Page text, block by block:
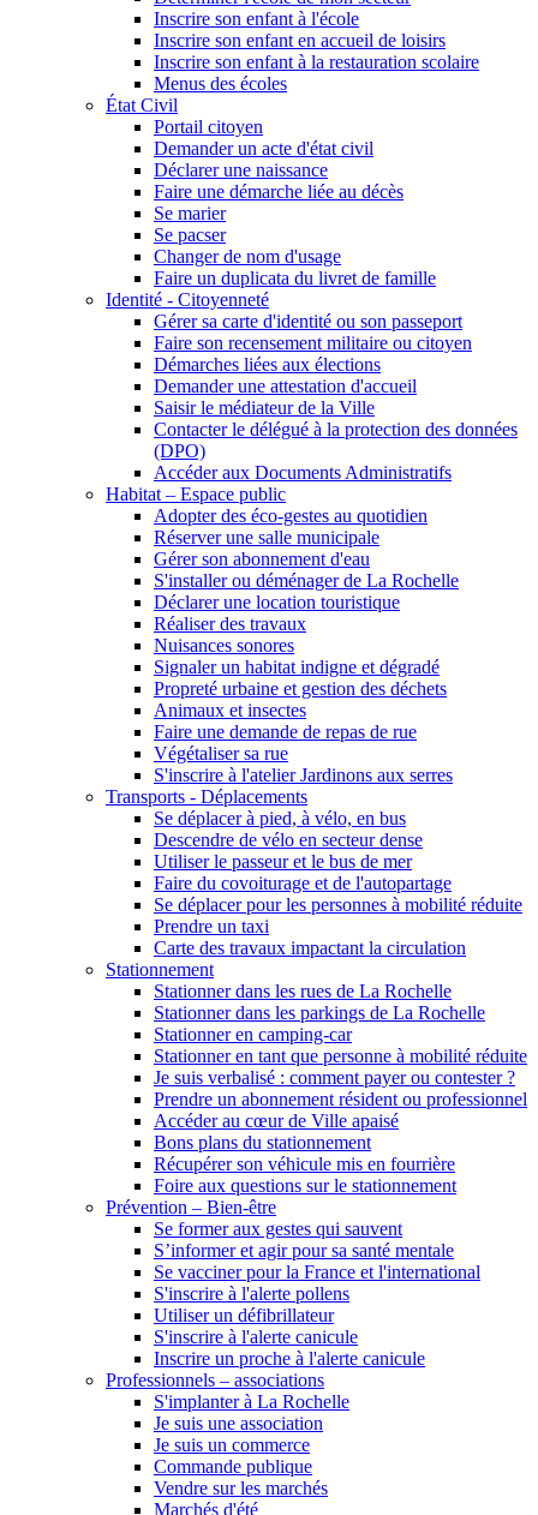
Inscrire son enfant à l'école
Inscrire son enfant en accueil de loisirs
Inscrire son enfant à la restauration scolaire
Menus des écoles
État Civil
Portail citoyen
Demander un acte d'état civil
Déclarer une naissance
Faire une démarche liée au décès
Se marier
Se pacser
Changer de nom d'usage
Faire un duplicata du livret de famille
Identité - Citoyenneté
Gérer sa carte d'identité ou son passeport
Faire son recensement militaire ou citoyen
Démarches liées aux élections
Demander une attestation d'accueil
Saisir le médiateur de la Ville
Contacter le délégué à la protection des données
(DPO)
Accéder aux Documents Administratifs
Habitat – Espace public
Adopter des éco-gestes au quotidien
Réserver une salle municipale
Gérer son abonnement d'eau
S'installer ou déménager de La Rochelle
Déclarer une location touristique
Réaliser des travaux
Nuisances sonores
Signaler un habitat indigne et dégradé
Propreté urbaine et gestion des déchets
Animaux et insectes
Faire une demande de repas de rue
Végétaliser sa rue
S'inscrire à l'atelier Jardinons aux serres
Transports - Déplacements
Se déplacer à pied, à vélo, en bus
Descendre de vélo en secteur dense
Utiliser le passeur et le bus de mer
Faire du covoiturage et de l'autopartage
Se déplacer pour les personnes à mobilité réduite
Prendre un taxi
Carte des travaux impactant la circulation
Stationnement
Stationner dans les rues de La Rochelle
Stationner dans les parkings de La Rochelle
Stationner en camping-car
Stationner en tant que personne à mobilité réduite
Je suis verbalisé : comment payer ou contester ?
Prendre un abonnement résident ou professionnel
Accéder au cœur de Ville apaisé
Bons plans du stationnement
Récupérer son véhicule mis en fourrière
Foire aux questions sur le stationnement
Prévention – Bien-être
Se former aux gestes qui sauvent
S’informer et agir pour sa santé mentale
Se vacciner pour la France et l'international
S'inscrire à l'alerte pollens
Utiliser un défibrillateur
S'inscrire à l'alerte canicule
Inscrire un proche à l'alerte canicule
Professionnels – associations
S'implanter à La Rochelle
Je suis une association
Je suis un commerce
Commande publique
Vendre sur les marchés
Marchés d'été